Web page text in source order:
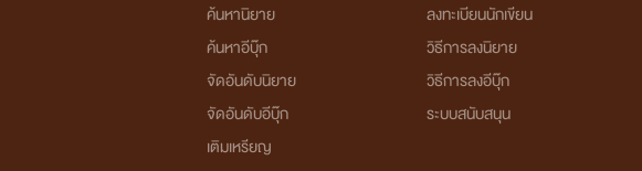
ค้นหานิยาย
ค้นหาอีบุ๊ก
จัดอันดับนิยาย
จัดอันดับอีบุ๊ก
เติมเหรียญ
ลงทะเบียนนักเขียน
วิธีการลงนิยาย
วิธีการลงอีบุ๊ก
ระบบสนับสนุน